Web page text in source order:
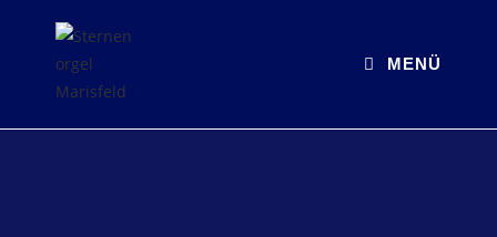
MENÜ